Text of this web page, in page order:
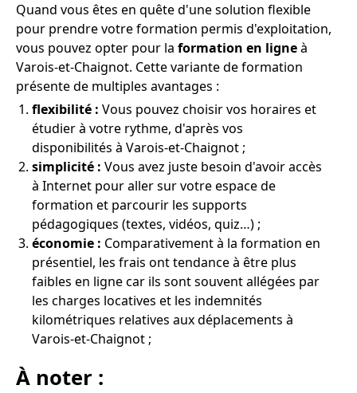
Quand vous êtes en quête d'une solution flexible
pour prendre votre formation permis d'exploitation,
vous pouvez opter pour la formation en ligneà
Varois-et-Chaignot. Cette variante de formation
présente de multiples avantages :
flexibilité : Vous pouvez choisir vos horaires et
étudier à votre rythme, d'après vos
disponibilités à Varois-et-Chaignot ;
simplicité : Vous avez juste besoin d'avoir accès
à Internet pour aller sur votre espace de
formation et parcourir les supports
pédagogiques (textes, vidéos, quiz…) ;
économie : Comparativement à la formation en
présentiel, les frais ont tendance à être plus
faibles en ligne car ils sont souvent allégées par
les charges locatives et les indemnités
kilométriques relatives aux déplacements à
Varois-et-Chaignot ;
À noter :